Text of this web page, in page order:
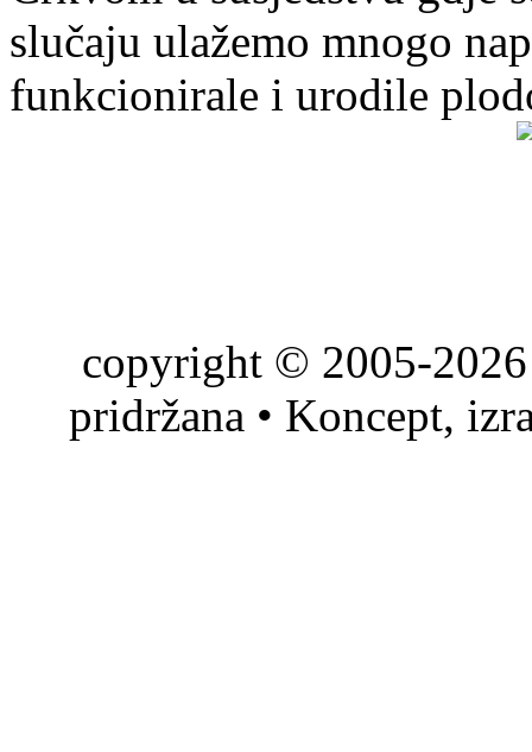
slučaju ulažemo mnogo
funkcionirale i urodile
copyright © 2005-
pridržana • Koncept,